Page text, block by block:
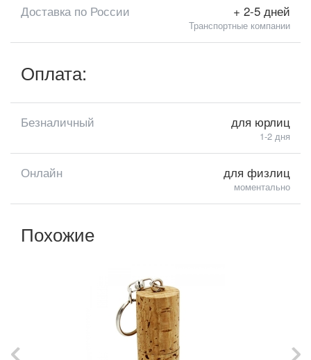
Доставка по России + 2-5 дней
Транспортные компании
Оплата:
Безналичный для юрлиц
1-2 дня
Онлайн для физлиц
моментально
Похожие